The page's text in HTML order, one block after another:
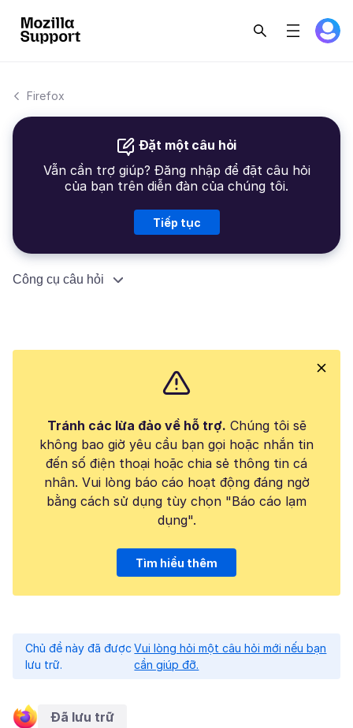
Firefox
Đặt một câu hỏi
Vẫn cần trợ giúp? Đăng nhập để đặt câu hỏi
của bạn trên diễn đàn của chúng tôi.
Tiếp tục
Công cụ câu hỏi
Tránh các lừa đảo về hỗ trợ. Chúng tôi sẽ
không bao giờ yêu cầu bạn gọi hoặc nhắn tin
đến số điện thoại hoặc chia sẻ thông tin cá
nhân. Vui lòng báo cáo hoạt động đáng ngờ
bằng cách sử dụng tùy chọn "Báo cáo lạm
dụng".
Tìm hiểu thêm
Chủ đề này đã được
lưu trữ.
Vui lòng hỏi một câu hỏi mới nếu bạn
cần giúp đỡ.
Đã lưu trữ